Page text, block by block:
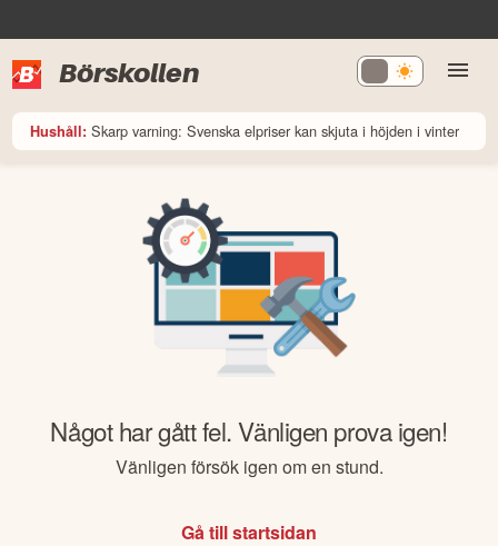
Börskollen
Hushåll: Skarp varning: Svenska elpriser kan skjuta i höjden i vinter
Något har gått fel. Vänligen prova igen!
Vänligen försök igen om en stund.
Gå till startsidan